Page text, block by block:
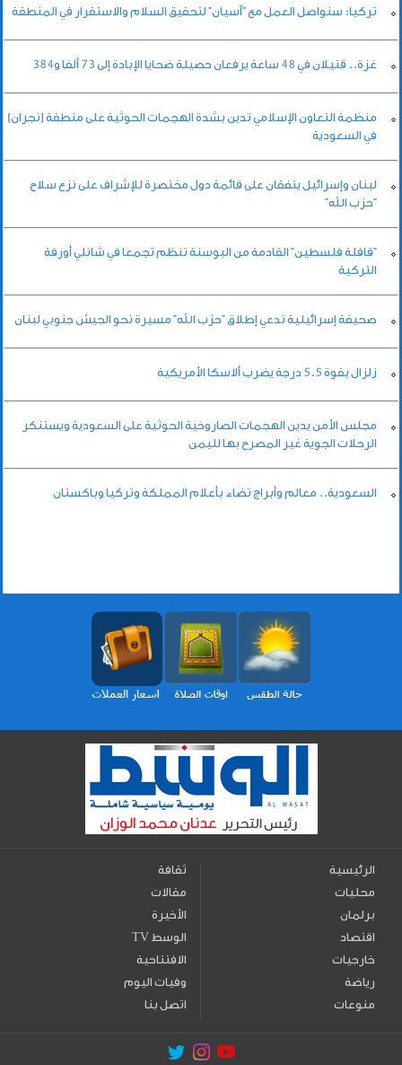
تركيا: سنواصل العمل مع "آسيان" لتحقيق السلام والاستقرار في المنطقة
غزة.. قتيلان في 48 ساعة يرفعان حصيلة ضحايا الإبادة إلى 73 ألفا و384
منظمة التعاون الإسلامي تدين بشدة الهجمات الحوثية على منطقة (نجران)
في السعودية
لبنان وإسرائيل يتفقان على قائمة دول مختصرة للإشراف على نزع سلاح
"حزب الله"
"قافلة فلسطين" القادمة من البوسنة تنظم تجمعا في شانلي أورفة
التركية
صحيفة إسرائيلية تدعي إطلاق "حزب الله" مسيرة نحو الجيش جنوبي لبنان
زلزال بقوة 5.5 درجة يضرب ألاسكا الأمريكية
مجلس الأمن يدين الهجمات الصاروخية الحوثية على السعودية ويستنكر
الرحلات الجوية غير المصرح بها لليمن
السعودية.. معالم وأبراج تضاء بأعلام المملكة وتركيا وباكستان
الرئيسية
محليات
برلمان
اقتصاد
خارجيات
رياضة
منوعات
ثقافة
مقالات
الأخيرة
TV الوسط
الافتتاحية
وفيات اليوم
اتصل بنا